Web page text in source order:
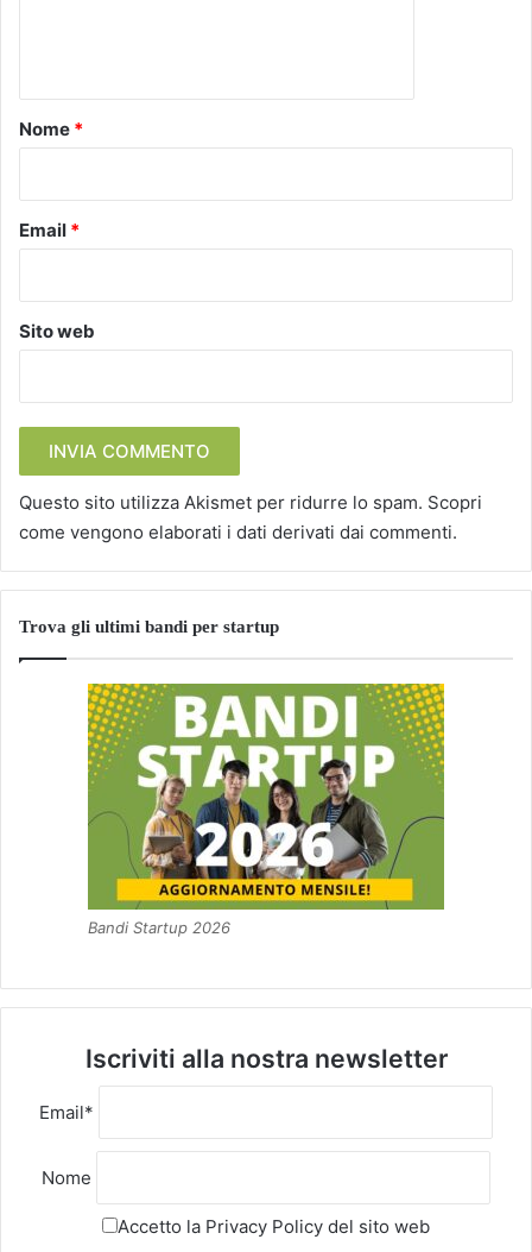
o
Nome *
Email *
Sito web
Questo sito utilizza Akismet per ridurre lo spam. Scopri
come vengono elaborati i dati derivati dai commenti.
Trova gli ultimi bandi per startup
Bandi Startup 2026
Iscriviti alla nostra newsletter
Email*
Nome
Accetto la Privacy Policy del sito web